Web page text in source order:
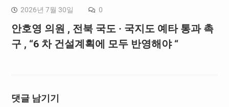
2026년 7월 30일 0
안호영 의원 , 전북 국도 · 국지도 예타 통과 촉
구 , “6 차 건설계획에 모두 반영해야 “
댓글 남기기